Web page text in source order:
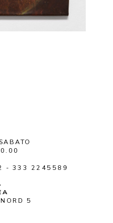
- 333 2245589
5